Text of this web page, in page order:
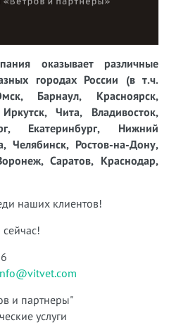
оказывает различные
городах России (в т.ч.
Барнаул, Красноярск,
Чита, Владивосток,
Екатеринбург, Нижний
Челябинск, Ростов-на-Дону,
Саратов, Краснодар,
наших клиентов!
и партнеры"
услуги